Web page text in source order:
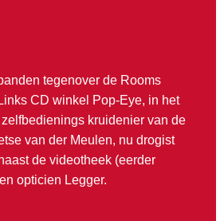
tegenover de Rooms
CD winkel Pop-Eye, in het
kruidenier van de
van der Meulen, nu drogist
de videotheek (eerder
opticien Legger.